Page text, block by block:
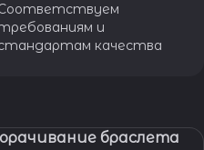
и
качества
браслета